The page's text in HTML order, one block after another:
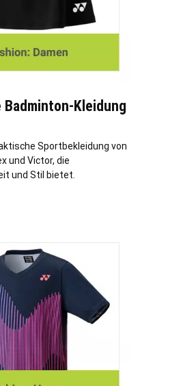
Badminton-Kleidung
Sportbekleidung von
und Victor, die
und Stil bietet.